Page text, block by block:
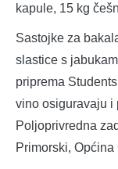
kapule, 15 kg
Sastojke za
slastice s
priprema
vino osiguravaju i
Poljoprivredna
Primorski,